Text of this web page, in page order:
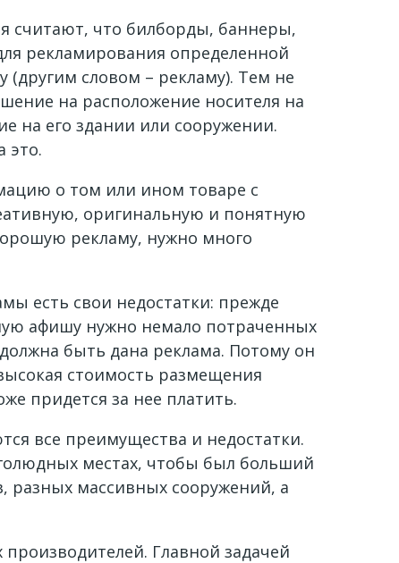
считают, что билборды, баннеры,
рекламирования определенной
словом – рекламу). Тем не
на расположение носителя на
на его здании или сооружении.
это.
о том или ином товаре с
оригинальную и понятную
рекламу, нужно много
есть свои недостатки: прежде
афишу нужно немало потраченных
быть дана реклама. Потому он
стоимость размещения
придется за нее платить.
все преимущества и недостатки.
местах, чтобы был больший
разных массивных сооружений, а
Главной задачей